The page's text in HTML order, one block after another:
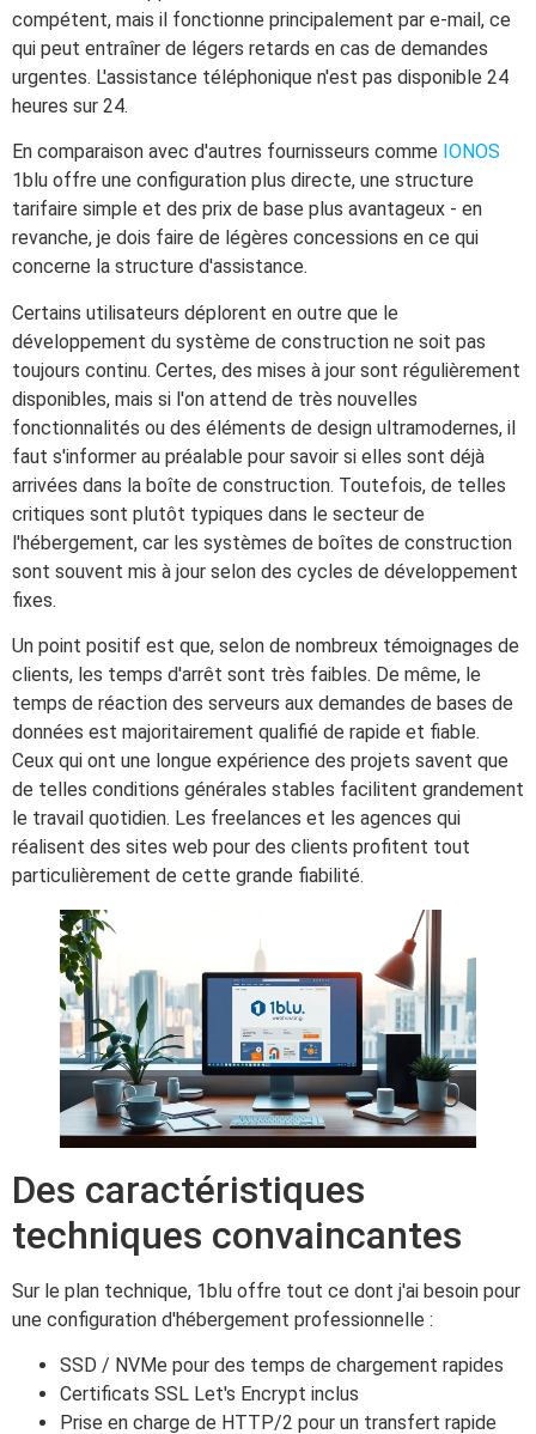
compétent, mais il fonctionne principalement par e-mail, ce
qui peut entraîner de légers retards en cas de demandes
urgentes. L'assistance téléphonique n'est pas disponible 24
heures sur 24.
En comparaison avec d'autres fournisseurs comme IONOS
1blu offre une configuration plus directe, une structure
tarifaire simple et des prix de base plus avantageux - en
revanche, je dois faire de légères concessions en ce qui
concerne la structure d'assistance.
Certains utilisateurs déplorent en outre que le
développement du système de construction ne soit pas
toujours continu. Certes, des mises à jour sont régulièrement
disponibles, mais si l'on attend de très nouvelles
fonctionnalités ou des éléments de design ultramodernes, il
faut s'informer au préalable pour savoir si elles sont déjà
arrivées dans la boîte de construction. Toutefois, de telles
critiques sont plutôt typiques dans le secteur de
l'hébergement, car les systèmes de boîtes de construction
sont souvent mis à jour selon des cycles de développement
fixes.
Un point positif est que, selon de nombreux témoignages de
clients, les temps d'arrêt sont très faibles. De même, le
temps de réaction des serveurs aux demandes de bases de
données est majoritairement qualifié de rapide et fiable.
Ceux qui ont une longue expérience des projets savent que
de telles conditions générales stables facilitent grandement
le travail quotidien. Les freelances et les agences qui
réalisent des sites web pour des clients profitent tout
particulièrement de cette grande fiabilité.
Des caractéristiques
techniques convaincantes
Sur le plan technique, 1blu offre tout ce dont j'ai besoin pour
une configuration d'hébergement professionnelle :
SSD / NVMe pour des temps de chargement rapides
Certificats SSL Let's Encrypt inclus
Prise en charge de HTTP/2 pour un transfert rapide